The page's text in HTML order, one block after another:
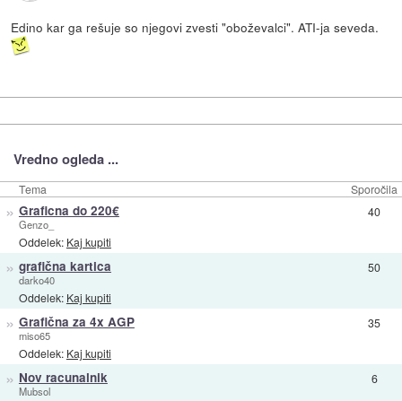
Edino kar ga rešuje so njegovi zvesti "oboževalci". ATI-ja seveda.
Vredno ogleda ...
Tema Sporočila
» Graficna do 220€
Genzo_
Oddelek: Kaj kupiti
40
» grafična kartica
darko40
Oddelek: Kaj kupiti
50
» Grafična za 4x AGP
miso65
Oddelek: Kaj kupiti
35
» Nov racunalnik
Mubsol
6